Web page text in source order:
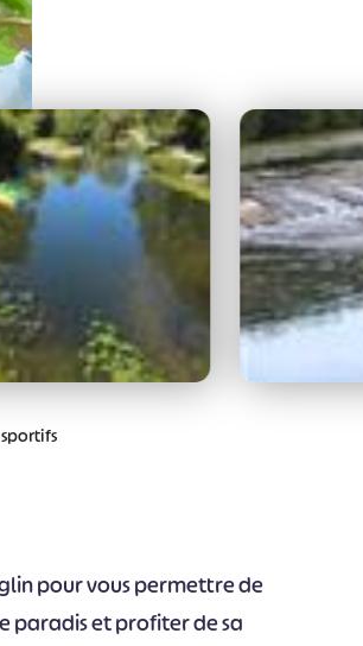
pour vous permettre de
paradis et profiter de sa